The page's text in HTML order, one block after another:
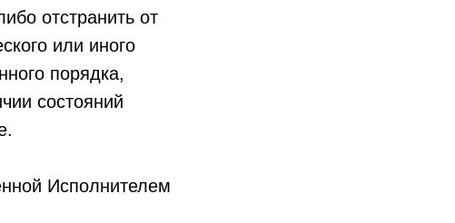
отстранить от
или иного
порядка,
состояний
Исполнителем